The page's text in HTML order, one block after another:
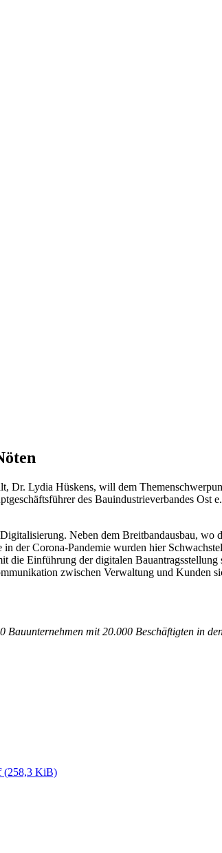
Dr. Lydia Hüskens, will dem
des Bauindustrieverbandes Ost
Neben dem Breitbandausbau,
der Corona-Pandemie wurden hier
die Einführung der digitalen
zwischen Verwaltung und Kunden
mit 20.000 Beschäftigten in
(258,3 KiB)